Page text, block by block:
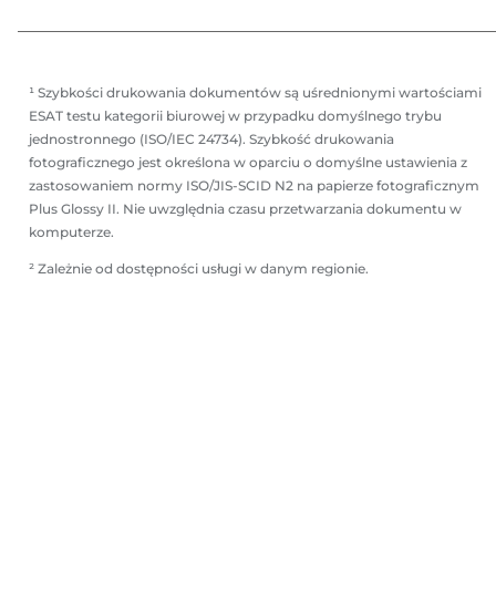
¹ Szybkości drukowania dokumentów są uśrednionymi wartościami
ESAT testu kategorii biurowej w przypadku domyślnego trybu
jednostronnego (ISO/IEC 24734). Szybkość drukowania
fotograficznego jest określona w oparciu o domyślne ustawienia z
zastosowaniem normy ISO/JIS-SCID N2 na papierze fotograficznym
Plus Glossy II. Nie uwzględnia czasu przetwarzania dokumentu w
komputerze.
² Zależnie od dostępności usługi w danym regionie.